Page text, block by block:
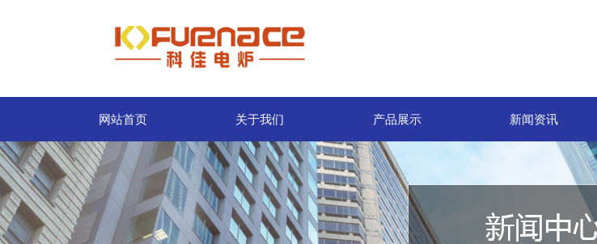
网站首页 关于我们 产品展示 新闻资讯